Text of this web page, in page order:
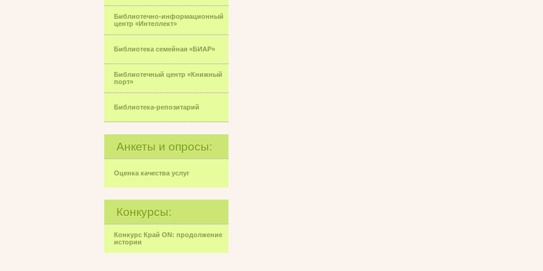
Библиотечно-информационный
центр «Интеллект»
Библиотека семейная «БИАР»
Библиотечный центр «Книжный
порт»
Библиотека-репозитарий
Анкеты и опросы:
Оценка качества услуг
Конкурсы:
Конкурс Край ON: продолжение
истории